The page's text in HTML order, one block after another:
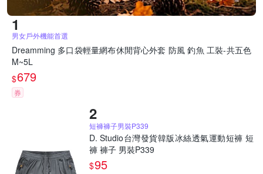
男女戶外機能首選
Dreamming 多口袋輕量網布休閒背心外套 防風 釣魚 工裝-共五色
M~5L
$679
券
短褲褲子男裝P339
D. Studio台灣發貨韓版冰絲透氣運動短褲 短
褲 褲子 男裝P339
$95